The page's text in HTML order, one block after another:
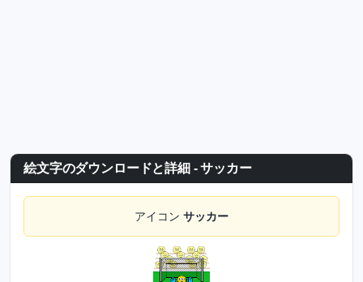
絵文字のダウンロードと詳細 - サッカー
アイコン サッカー